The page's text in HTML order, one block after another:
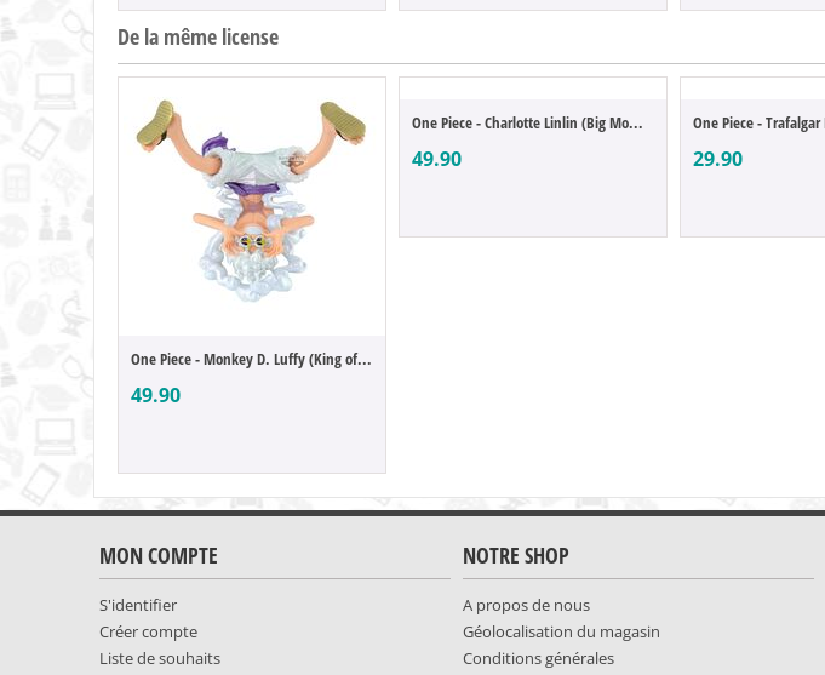
De la même license
One Piece - Monkey D. Luffy (King of Artist)
49.90
One Piece - Charlotte Linlin (Big Mom) (B...
49.90 29.90
MON COMPTE
S'identifier
Créer compte
Liste de souhaits
NOTRE SHOP
A propos de nous
Géolocalisation du magasin
Conditions générales